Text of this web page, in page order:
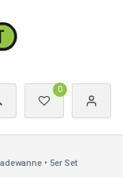
0
• 5er Set